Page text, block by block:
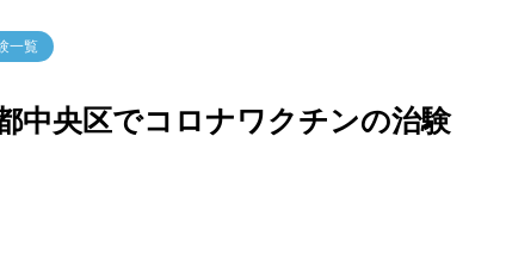
一覧
中央区でコロナワクチンの治験